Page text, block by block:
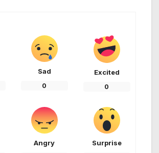
Sad
0
Excited
0
Angry Surprise